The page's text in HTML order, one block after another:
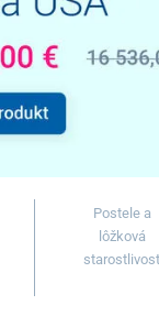
Postele a
lôžková